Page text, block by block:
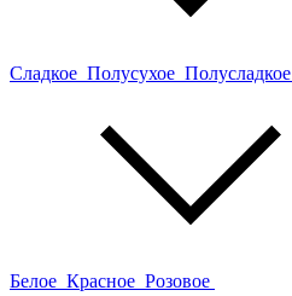
Сладкое Полусухое Полусладкое
Белое Красное Розовое